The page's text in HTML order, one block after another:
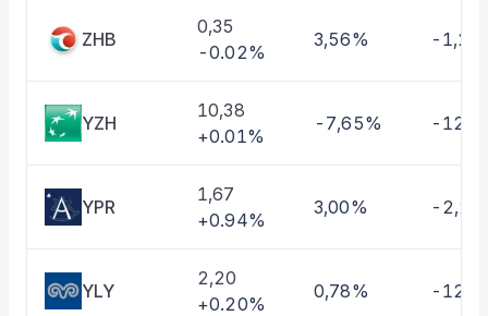
ZHB
0,35
-0.02%
3,56% -
YZH
10,38
+0.01%
-7,65% -
YPR
1,67
+0.94%
3,00% -
YLY
2,20
+0.20%
0,78% -